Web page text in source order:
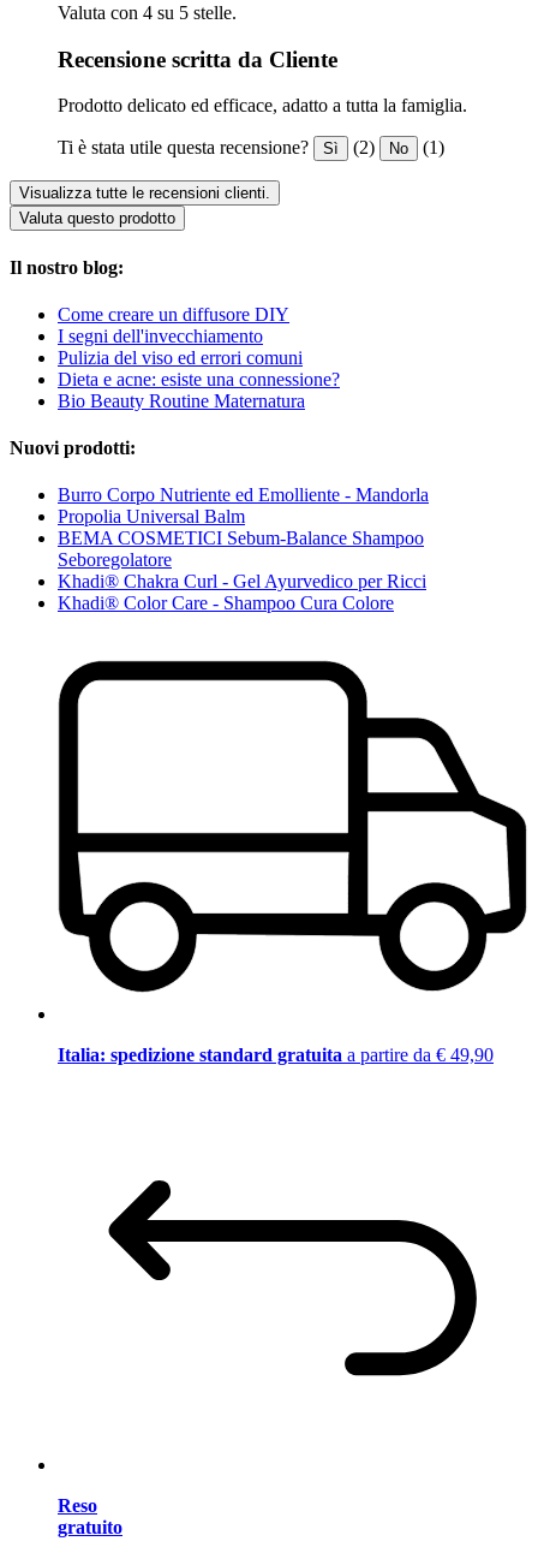
Valuta con 4 su 5 stelle.
Recensione scritta da Cliente
Prodotto delicato ed efficace, adatto a tutta la famiglia.
Ti è stata utile questa recensione? Sì (2) No (1)
Visualizza tutte le recensioni clienti.
Valuta questo prodotto
Il nostro blog:
Come creare un diffusore DIY
I segni dell'invecchiamento
Pulizia del viso ed errori comuni
Dieta e acne: esiste una connessione?
Bio Beauty Routine Maternatura
Nuovi prodotti:
Burro Corpo Nutriente ed Emolliente - Mandorla
Propolia Universal Balm
BEMA COSMETICI Sebum-Balance Shampoo
Seboregolatore
Khadi® Chakra Curl - Gel Ayurvedico per Ricci
Khadi® Color Care - Shampoo Cura Colore
Italia: spedizione standard gratuita a partire da € 49,90
Reso
gratuito